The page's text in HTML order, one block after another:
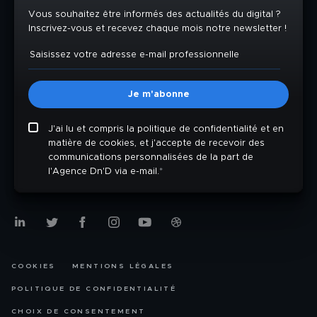
Vous souhaitez être informés des actualités du digital ?
Inscrivez-vous et recevez chaque mois notre newsletter !
J'ai lu et compris la politique de confidentialité et en
matière de cookies, et j'accepte de recevoir des
communications personnalisées de la part de
l'Agence Dn'D via e-mail.*
COOKIES MENTIONS LÉGALES
POLITIQUE DE CONFIDENTIALITÉ
CHOIX DE CONSENTEMENT